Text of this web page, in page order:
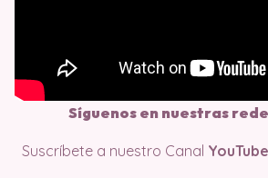
Síguenos en nuestras
Suscríbete a nuestro Canal